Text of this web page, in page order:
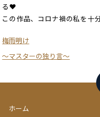
る❤
この作品、コロナ禍の私を十
梅雨明け
～マスターの独り言～
ホーム